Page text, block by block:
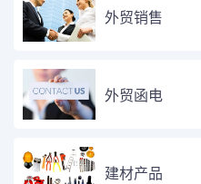
外贸销售
外贸函电
建材产品